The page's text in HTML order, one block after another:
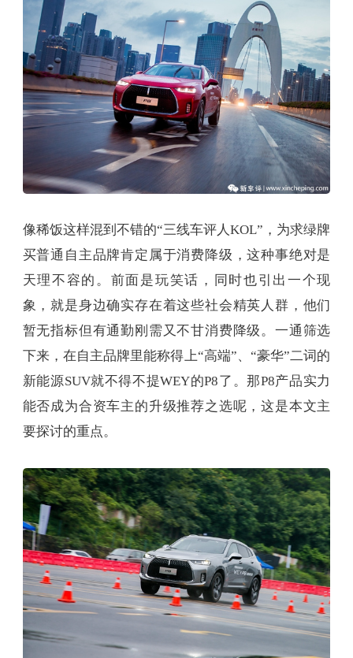
像稀饭这样混到不错的“三线车评人KOL”，为求绿牌
买普通自主品牌肯定属于消费降级，这种事绝对是
天理不容的。前面是玩笑话，同时也引出一个现
象，就是身边确实存在着这些社会精英人群，他们
暂无指标但有通勤刚需又不甘消费降级。一通筛选
下来，在自主品牌里能称得上“高端”、“豪华”二词的
新能源SUV就不得不提WEY的P8了。那P8产品实力
能否成为合资车主的升级推荐之选呢，这是本文主
要探讨的重点。